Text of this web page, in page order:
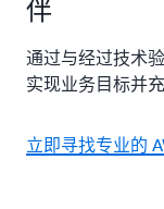
伴
通过与经过技术
实现业务目标并
立即寻找专业的